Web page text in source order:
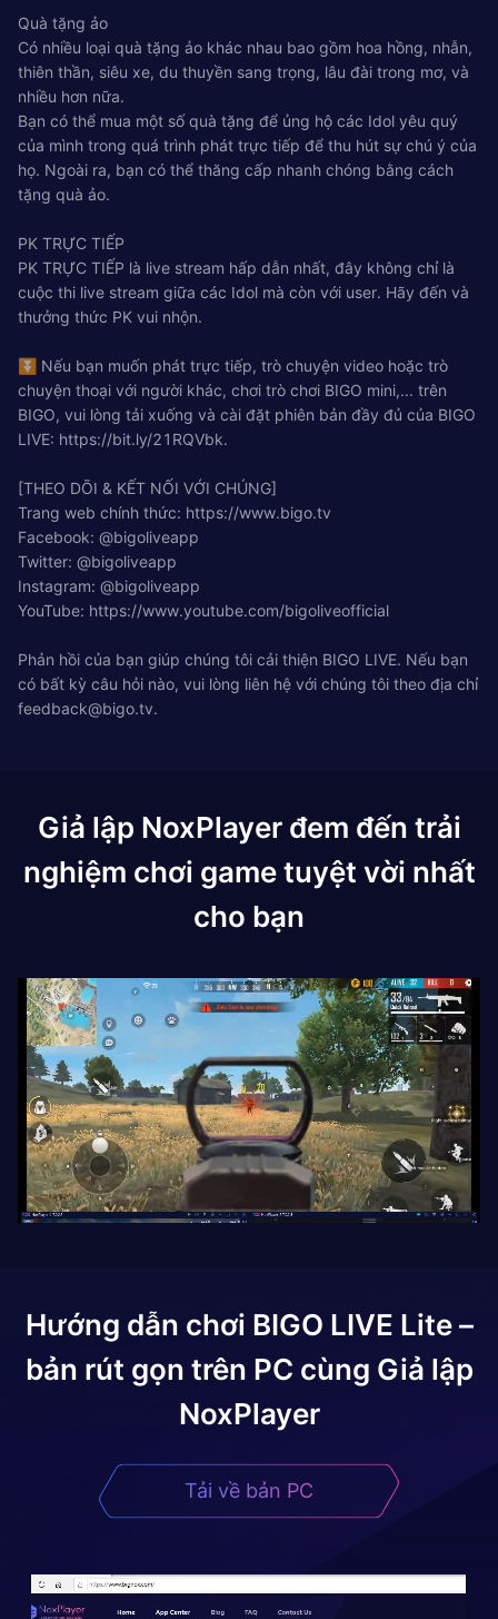
Quà tặng ảo
Có nhiều loại quà tặng ảo khác nhau bao gồm hoa hồng, nhẫn,
thiên thần, siêu xe, du thuyền sang trọng, lâu đài trong mơ, và
nhiều hơn nữa.
Bạn có thể mua một số quà tặng để ủng hộ các Idol yêu quý
của mình trong quá trình phát trực tiếp để thu hút sự chú ý của
họ. Ngoài ra, bạn có thể thăng cấp nhanh chóng bằng cách
tặng quà ảo.
PK TRỰC TIẾP
PK TRỰC TIẾP là live stream hấp dẫn nhất, đây không chỉ là
cuộc thi live stream giữa các Idol mà còn với user. Hãy đến và
thưởng thức PK vui nhộn.
⏬ Nếu bạn muốn phát trực tiếp, trò chuyện video hoặc trò
chuyện thoại với người khác, chơi trò chơi BIGO mini,... trên
BIGO, vui lòng tải xuống và cài đặt phiên bản đầy đủ của BIGO
LIVE: https://bit.ly/21RQVbk.
[THEO DÕI & KẾT NỐI VỚI CHÚNG]
Trang web chính thức: https://www.bigo.tv
Facebook: @bigoliveapp
Twitter: @bigoliveapp
Instagram: @bigoliveapp
YouTube: https://www.youtube.com/bigoliveofficial
Phản hồi của bạn giúp chúng tôi cải thiện BIGO LIVE. Nếu bạn
có bất kỳ câu hỏi nào, vui lòng liên hệ với chúng tôi theo địa chỉ
feedback@bigo.tv.
Giả lập NoxPlayer đem đến trải
nghiệm chơi game tuyệt vời nhất
cho bạn
Hướng dẫn chơi BIGO LIVE Lite –
bản rút gọn trên PC cùng Giả lập
NoxPlayer
Tải về bản PC